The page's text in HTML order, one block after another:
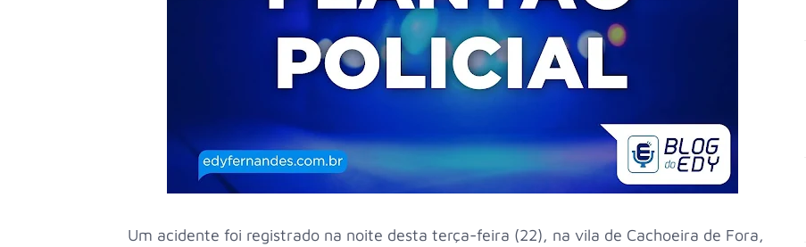
Um acidente foi registrado na noite desta terça-feira (22), na vila de Cachoeira de Fora,